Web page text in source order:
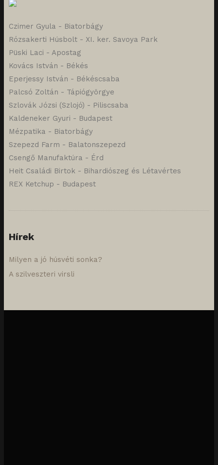
Czimer Gyula - Biatorbágy
Rózsakerti Húsbolt - XI. ker. Savoya Park
Püski Laci - Apostag
Kovács István - Békés
Eperjessy István - Békéscsaba
Palcsó Zoltán - Tápiógyörgye
Szlovák Józsi (Szlojó) - Piliscsaba
Kaldeneker Gyuri - Budapest
Mézpatika - Biatorbágy
Szepezd Farm - Balatonszepezd
Csengő Manufaktúra - Érd
Heit Családi Birtok - Bihardiószeg és Létavértes
REX Ketchup - Budapest
Hírek
Milyen a jó húsvéti sonka?
A szilveszteri virsli